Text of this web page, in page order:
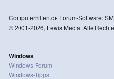
Computerhilfen.de Forum-Software:
© 2001-2026, Lewis Media. Alle
Windows
Windows-Forum
Windows-Tipps